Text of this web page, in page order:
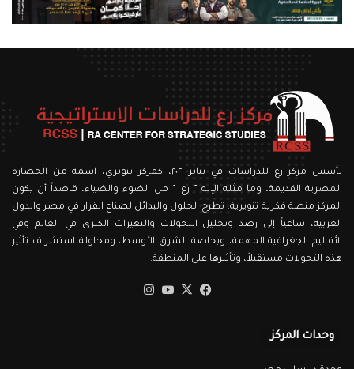
تأسس مركز رع للدراسات في يناير ٢٠٢١، كمركز تنويري، اسمه من الحضارة
المصرية القديمة، وما مثله الإله ” رع ” من الضوء والضياء، قاصداً أن يكون
المركز منصة فكرية تنويرية، تطرح الحلول والبدائل لصناع القرار في مصر والدول
العربية، ساعياً إلى رصد وتحليل التحولات والتغيرات الكبرى في العالم وفي
الأقاليم الجغرافية المهمة، وبخاصة الشرق الأوسط، ومحاولة استشراف تأثير
هذه التحولات مستقبلاً، وتأثيرها على المنطقة.
فيسبوك
‫X
‫YouTube
وحدات المركز